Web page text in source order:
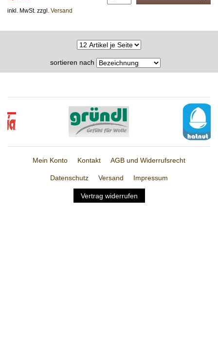
inkl. MwSt. zzgl. Versand
sortieren nach
Mein Konto Kontakt AGB und Widerrufsrecht
Datenschutz Versand Impressum
Vertrag widerrufen